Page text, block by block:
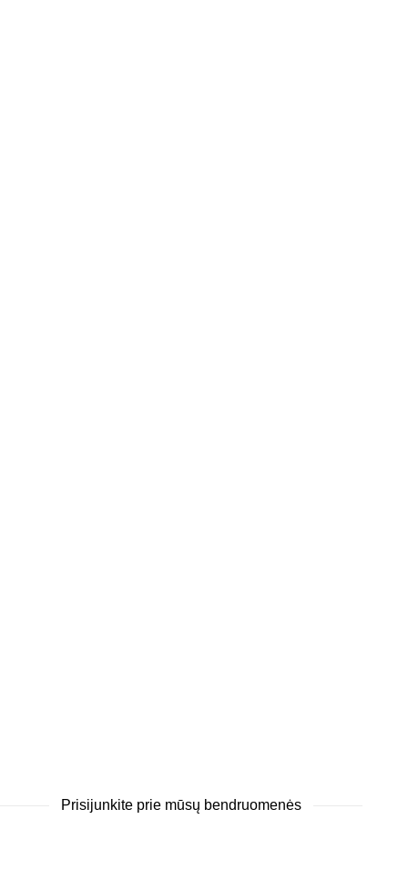
Prisijunkite prie mūsų bendruomenės